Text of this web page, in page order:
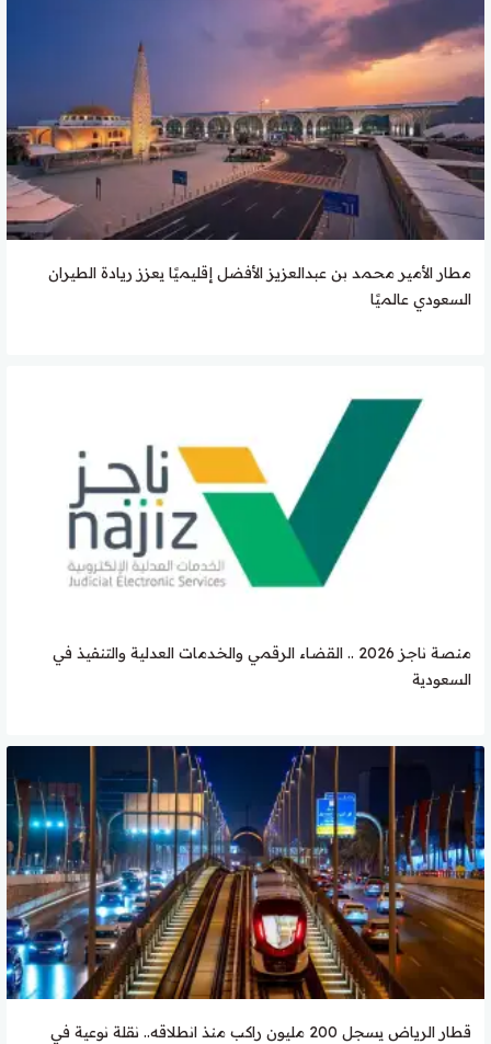
مطار الأمير محمد بن عبدالعزيز الأفضل إقليميًا يعزز ريادة الطيران
السعودي عالميًا
منصة ناجز 2026 .. القضاء الرقمي والخدمات العدلية والتنفيذ في
السعودية
قطار الرياض يسجل 200 مليون راكب منذ انطلاقه.. نقلة نوعية في